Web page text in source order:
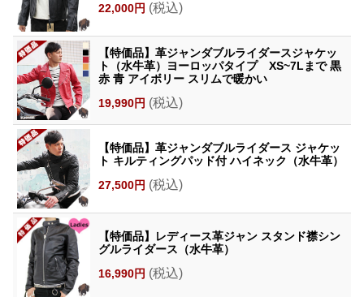
22,000円 (税込)
【特価品】革ジャンダブルライダースジャケッ
ト（水牛革）ヨーロッパタイプ XS~7Lまで 黒
赤 青 アイボリー スリムで暖かい
19,990円 (税込)
【特価品】革ジャンダブルライダース ジャケッ
ト キルティングパッド付 ハイネック（水牛革）
27,500円 (税込)
【特価品】レディース革ジャン スタンド襟シン
グルライダース（水牛革）
16,990円 (税込)